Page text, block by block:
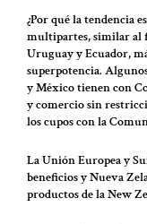
¿Por qué la tendencia
multipartes, similar al
Uruguay y Ecuador,
superpotencia.
y México tienen con
y comercio sin
los cupos con la
La Unión Europea y
beneficios y Nueva
productos de la New